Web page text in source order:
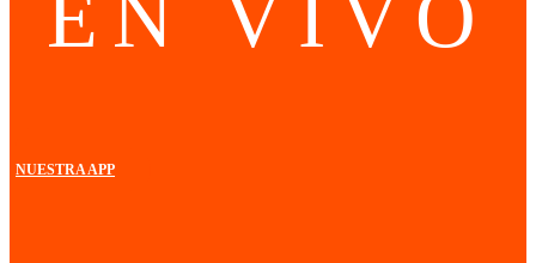
EN VIVO
NUESTRA APP